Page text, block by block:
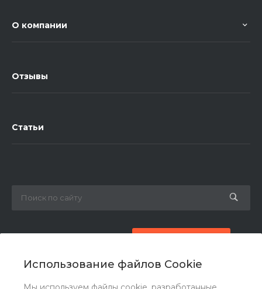
Использование файлов Cookie
О компании
Отзывы
Статьи
zakaz@ogk-opora.ru